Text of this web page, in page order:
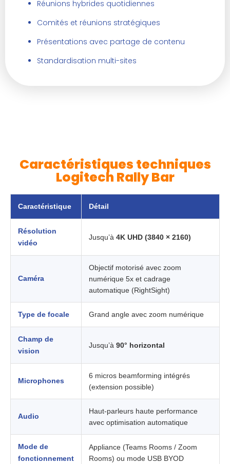
Réunions hybrides quotidiennes
Comités et réunions stratégiques
Présentations avec partage de contenu
Standardisation multi-sites
Caractéristiques techniques
Logitech Rally Bar
Caractéristique Détail
Résolution
vidéo
Jusqu’à 4K UHD (3840 × 2160)
Caméra
Objectif motorisé avec zoom
numérique 5x et cadrage
automatique (RightSight)
Type de focale Grand angle avec zoom numérique
Champ de
vision
Jusqu’à 90° horizontal
Microphones
6 micros beamforming intégrés
(extension possible)
Audio
Haut-parleurs haute performance
avec optimisation automatique
Mode de
fonctionnement
Appliance (Teams Rooms / Zoom
Rooms) ou mode USB BYOD